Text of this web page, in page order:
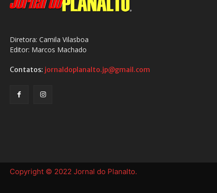
Diretora: Camila Vilasboa
Editor: Marcos Machado
Contatos: jornaldoplanalto.jp@gmail.com
Copyright © 2022 Jornal do Planalto.